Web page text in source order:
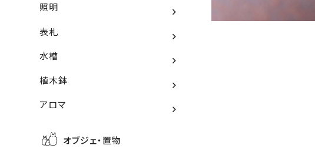
照明
表札
水槽
植木鉢
アロマ
オブジェ・置物